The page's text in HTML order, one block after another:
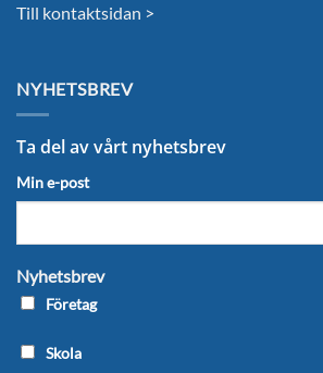
Till kontaktsidan >
NYHETSBREV
Ta del av vårt nyhetsbrev
Min e-post
Nyhetsbrev
Företag
Skola